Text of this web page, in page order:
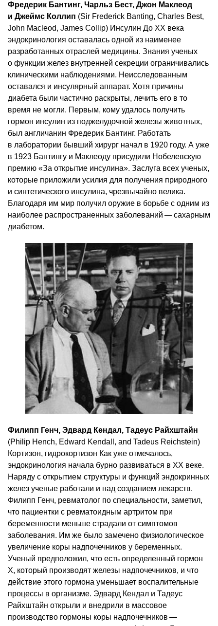
Фредерик Бантинг, Чарльз Бест, Джон Маклеод
и Джеймс Коллип (Sir Frederick Banting, Charles Best,
John Macleod, James Collip) Инсулин До ХХ века
эндокринология оставалась одной из наименее
разработанных отраслей медицины. Знания ученых
о функции желез внутренней секреции ограничивались
клиническими наблюдениями. Неисследованным
оставался и инсулярный аппарат. Хотя причины
диабета были частично раскрыты, лечить его в то
время не могли. Первым, кому удалось получить
гормон инсулин из поджелудочной железы животных,
был англичанин Фредерик Бантинг. Работать
в лаборатории бывший хирург начал в 1920 году. А уже
в 1923 Бантингу и Маклеоду присудили Нобелевскую
премию «За открытие инсулина». Заслуга всех ученых,
которые приложили усилия для получения природного
и синтетического инсулина, чрезвычайно велика.
Благодаря им мир получил оружие в борьбе с одним из
наиболее распространенных заболеваний — сахарным
диабетом.
Филипп Генч, Эдвард Кендал, Тадеус Райхштайн
(Philip Hench, Edward Kendall, and Tadeus Reichstein)
Кортизон, гидрокортизон Как уже отмечалось,
эндокринология начала бурно развиваться в ХХ веке.
Наряду с открытием структуры и функций эндокринных
желез ученые работали и над созданием лекарств.
Филипп Генч, ревматолог по специальности, заметил,
что пациентки с ревматоидным артритом при
беременности меньше страдали от симптомов
заболевания. Им же было замечено физиологическое
увеличение коры надпочечников у беременных.
Ученый предположил, что есть определенный гормон
Х, который производят железы надпочечников, и что
действие этого гормона уменьшает воспалительные
процессы в организме. Эдвард Кендал и Тадеус
Райхштайн открыли и внедрили в массовое
производство гормоны коры надпочечников —